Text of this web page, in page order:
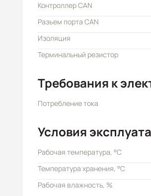
Контроллер CAN
Разъем порта CAN
Изоляция
Терминальный резистор
Требования к
Потребление тока
Условия
Рабочая температура, °C
Температура хранения, °C
Рабочая влажность, %